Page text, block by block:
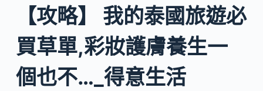
【攻略】 我的泰國旅遊必
買草單,彩妝護膚養生一
個也不…_得意生活